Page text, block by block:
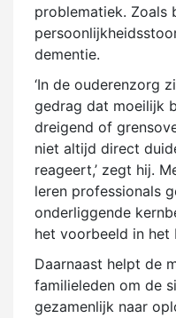
problematiek. Zoals
dementie.
‘In de ouderenzorg
gedrag dat moeilijk
dreigend of
niet altijd direct
reageert,’ zegt hij.
leren professionals
onderliggende
het voorbeeld in
Daarnaast helpt de
familieleden om de
gezamenlijk naar